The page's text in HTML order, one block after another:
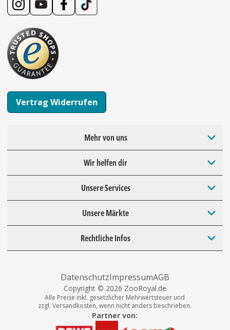
Vertrag Widerrufen
Mehr von uns
Wir helfen dir
Unsere Services
Unsere Märkte
Rechtliche Infos
DatenschutzImpressumAGB
Copyright © 2026 ZooRoyal.de
Alle Preise inkl. gesetzlicher Mehrwertsteuer und
zzgl. Versandkosten, wenn nicht anders beschrieben.
Partner von: